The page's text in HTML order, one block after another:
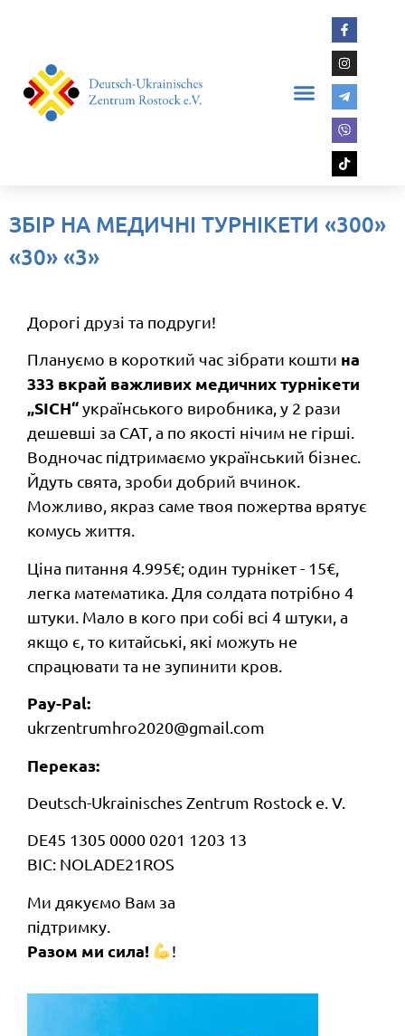
ЗБІР НА МЕДИЧНІ ТУРНІКЕТИ «300»
«30» «3»
Дорогі друзі та подруги!
Плануємо в короткий час зібрати кошти на
333 вкрай важливих медичних турнікети
„SICH“українського виробника, у 2 рази
дешевші за САТ, а по якості нічим не гірші.
Водночас підтримаємо український бізнес.
Йдуть свята, зроби добрий вчинок.
Можливо, якраз саме твоя пожертва врятує
комусь життя.
Ціна питання 4.995€; один турнікет - 15€,
легка математика. Для солдата потрібно 4
штуки. Мало в кого при собі всі 4 штуки, а
якщо є, то китайські, які можуть не
спрацювати та не зупинити кров.
Pay-Pal:
ukrzentrumhro2020@gmail.com
Переказ:
Deutsch-Ukrainisches Zentrum Rostock e. V.
DE45 1305 0000 0201 1203 13
BIC: NOLADE21ROS
Ми дякуємо Вам за
підтримку.
Разом ми сила! !